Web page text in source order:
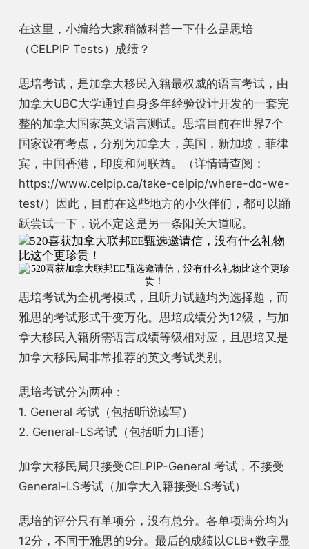
在这里，小编给大家稍微科普一下什么是思培
（CELPIP Tests）成绩？
思培考试，是加拿大移民入籍最权威的语言考试，由
加拿大UBC大学通过自身多年经验设计开发的一套完
整的加拿大国家英文语言测试。思培目前在世界7个
国家设有考点，分别为加拿大，美国，新加坡，菲律
宾，中国香港，印度和阿联酋。（详情请查阅：
https://www.celpip.ca/take-celpip/where-do-we-
test/）
因此， 目前在这些地方的小伙伴们， 都可以踊
跃尝试一下，说不定这是另一条阳关大道呢。
思培考试为全机考模式，且听力试题均为选择题，而
雅思的考试形式千变万化。思培成绩分为12级，与加
拿大移民入籍所需语言成绩等级相对应，且思培又是
加拿大移民局非常推荐的英文考试类别。
思培考试分为两种：
1. General 考试（包括听说读写）
2. General-LS考试（包括听力口语）
加拿大移民局只接受CELPIP-General 考试，不接受
General-LS考试（加拿大入籍接受LS考试）
思培的评分只有单项分，没有总分。各单项满分均为
12分，不同于雅思的9分。最后的成绩以CLB+数字显